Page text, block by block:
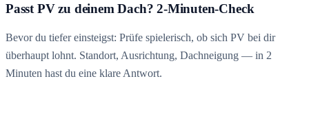
Passt PV zu deinem Dach? 2-Minuten-Check
Bevor du tiefer einsteigst: Prüfe spielerisch, ob sich PV bei dir
überhaupt lohnt. Standort, Ausrichtung, Dachneigung — in 2
Minuten hast du eine klare Antwort.